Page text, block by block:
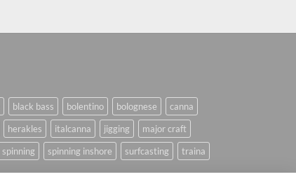
black bass bolentino bolognese
canna
herakles italcanna jigging
major craft
spinning spinning inshore surfcasting
traina